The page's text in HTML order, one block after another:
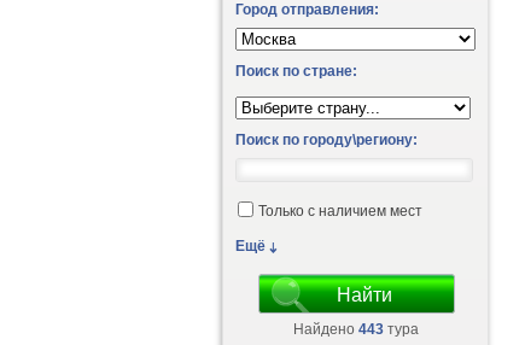
Город отправления:
Поиск по стране:
Поиск по городу\региону:
Только с наличием мест
Ещё
Найдено 443 тура